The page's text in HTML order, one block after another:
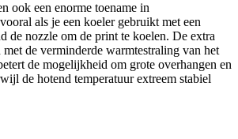
ook een enorme toename in
als je een koeler gebruikt met een
de nozzle om de print te koelen. De extra
de verminderde warmtestraling van het
de mogelijkheid om grote overhangen en
de hotend temperatuur extreem stabiel